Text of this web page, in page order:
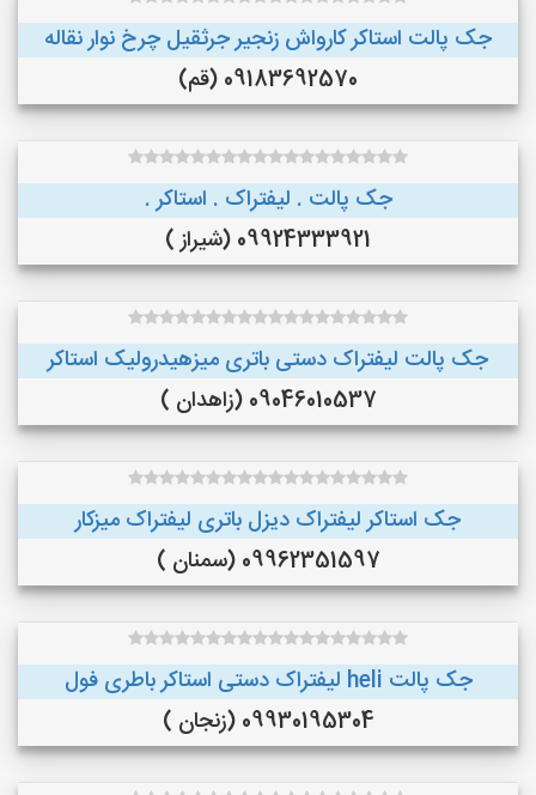
جک پالت استاکر کارواش زنجیر جرثقیل چرخ نوار نقاله
09183692570 (قم)
جک پالت . لیفتراک . استاکر .
09924333921 (شیراز )
جک پالت لیفتراک دستی باتری میزهیدرولیک استاکر
09046010537 (زاهدان )
جک استاکر لیفتراک دیزل باتری لیفتراک میزکار
09962351597 (سمنان )
جک پالت heli لیفتراک دستی استاکر باطری فول
09930195304 (زنجان )